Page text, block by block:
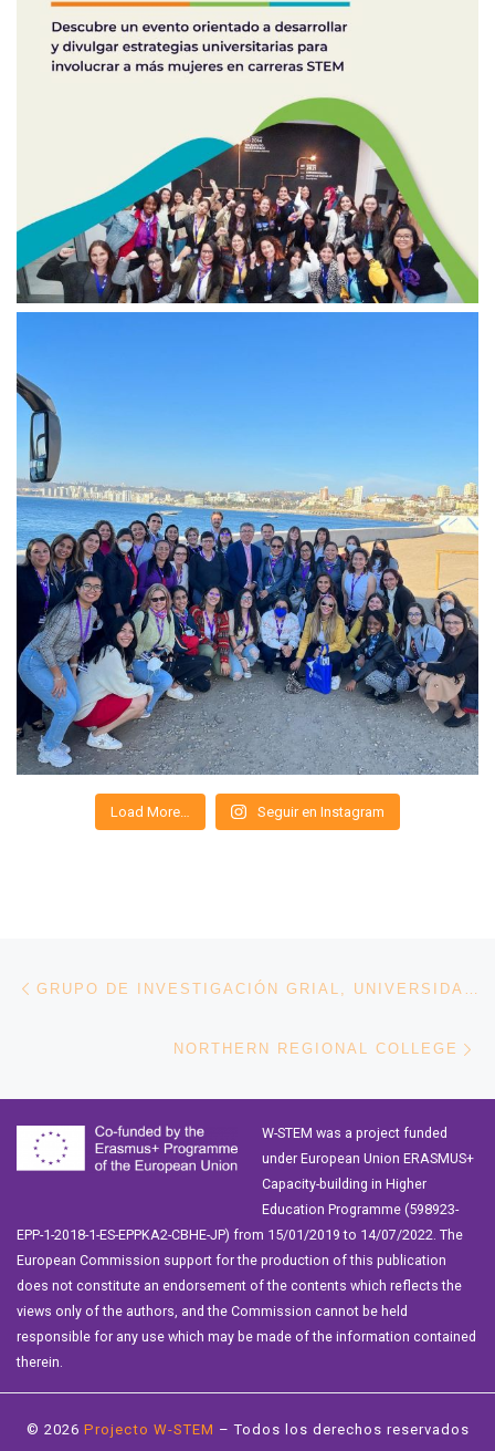
Load More… Seguir en Instagram
Navegación de entradas
NORTHERN REGIONAL COLLEGE
W-STEM was a project funded
under European Union ERASMUS+
Capacity-building in Higher
Education Programme (598923-
EPP-1-2018-1-ES-EPPKA2-CBHE-JP) from 15/01/2019 to 14/07/2022. The
European Commission support for the production of this publication
does not constitute an endorsement of the contents which reflects the
views only of the authors, and the Commission cannot be held
responsible for any use which may be made of the information contained
therein.
© 2026 Projecto W-STEM – Todos los derechos reservados